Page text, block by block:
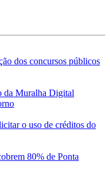
dos concursos públicos
da Muralha Digital
o uso de créditos do
80% de Ponta